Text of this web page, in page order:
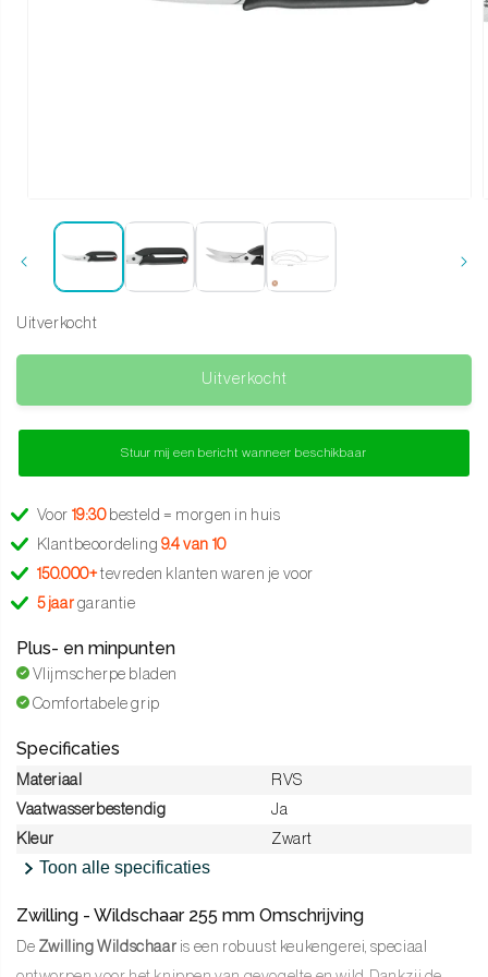
Uitverkocht
Uitverkocht
Stuur mij een bericht wanneer beschikbaar
Voor 19:30besteld = morgen in huis
Klantbeoordeling 9.4 van 10
150.000+tevreden klanten waren je voor
5 jaar garantie
Plus- en minpunten
Vlijmscherpe bladen
Comfortabele grip
Specificaties
Materiaal
RVS
Vaatwasserbestendig
Ja
Kleur
Zwart
Toon alle specificaties
Zwilling - Wildschaar 255 mm Omschrijving
De Zwilling Wildschaar is een robuust keukengerei, speciaal